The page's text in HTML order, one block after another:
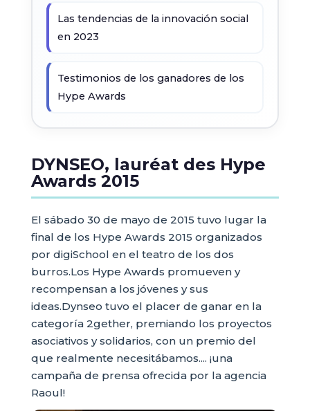
Las tendencias de la innovación social
en 2023
Testimonios de los ganadores de los
Hype Awards
DYNSEO, lauréat des Hype
Awards 2015
El sábado 30 de mayo de 2015 tuvo lugar la
final de los Hype Awards 2015 organizados
por digiSchool en el teatro de los dos
burros.Los Hype Awards promueven y
recompensan a los jóvenes y sus
ideas.Dynseo tuvo el placer de ganar en la
categoría 2gether, premiando los proyectos
asociativos y solidarios, con un premio del
que realmente necesitábamos.... ¡una
campaña de prensa ofrecida por la agencia
Raoul!